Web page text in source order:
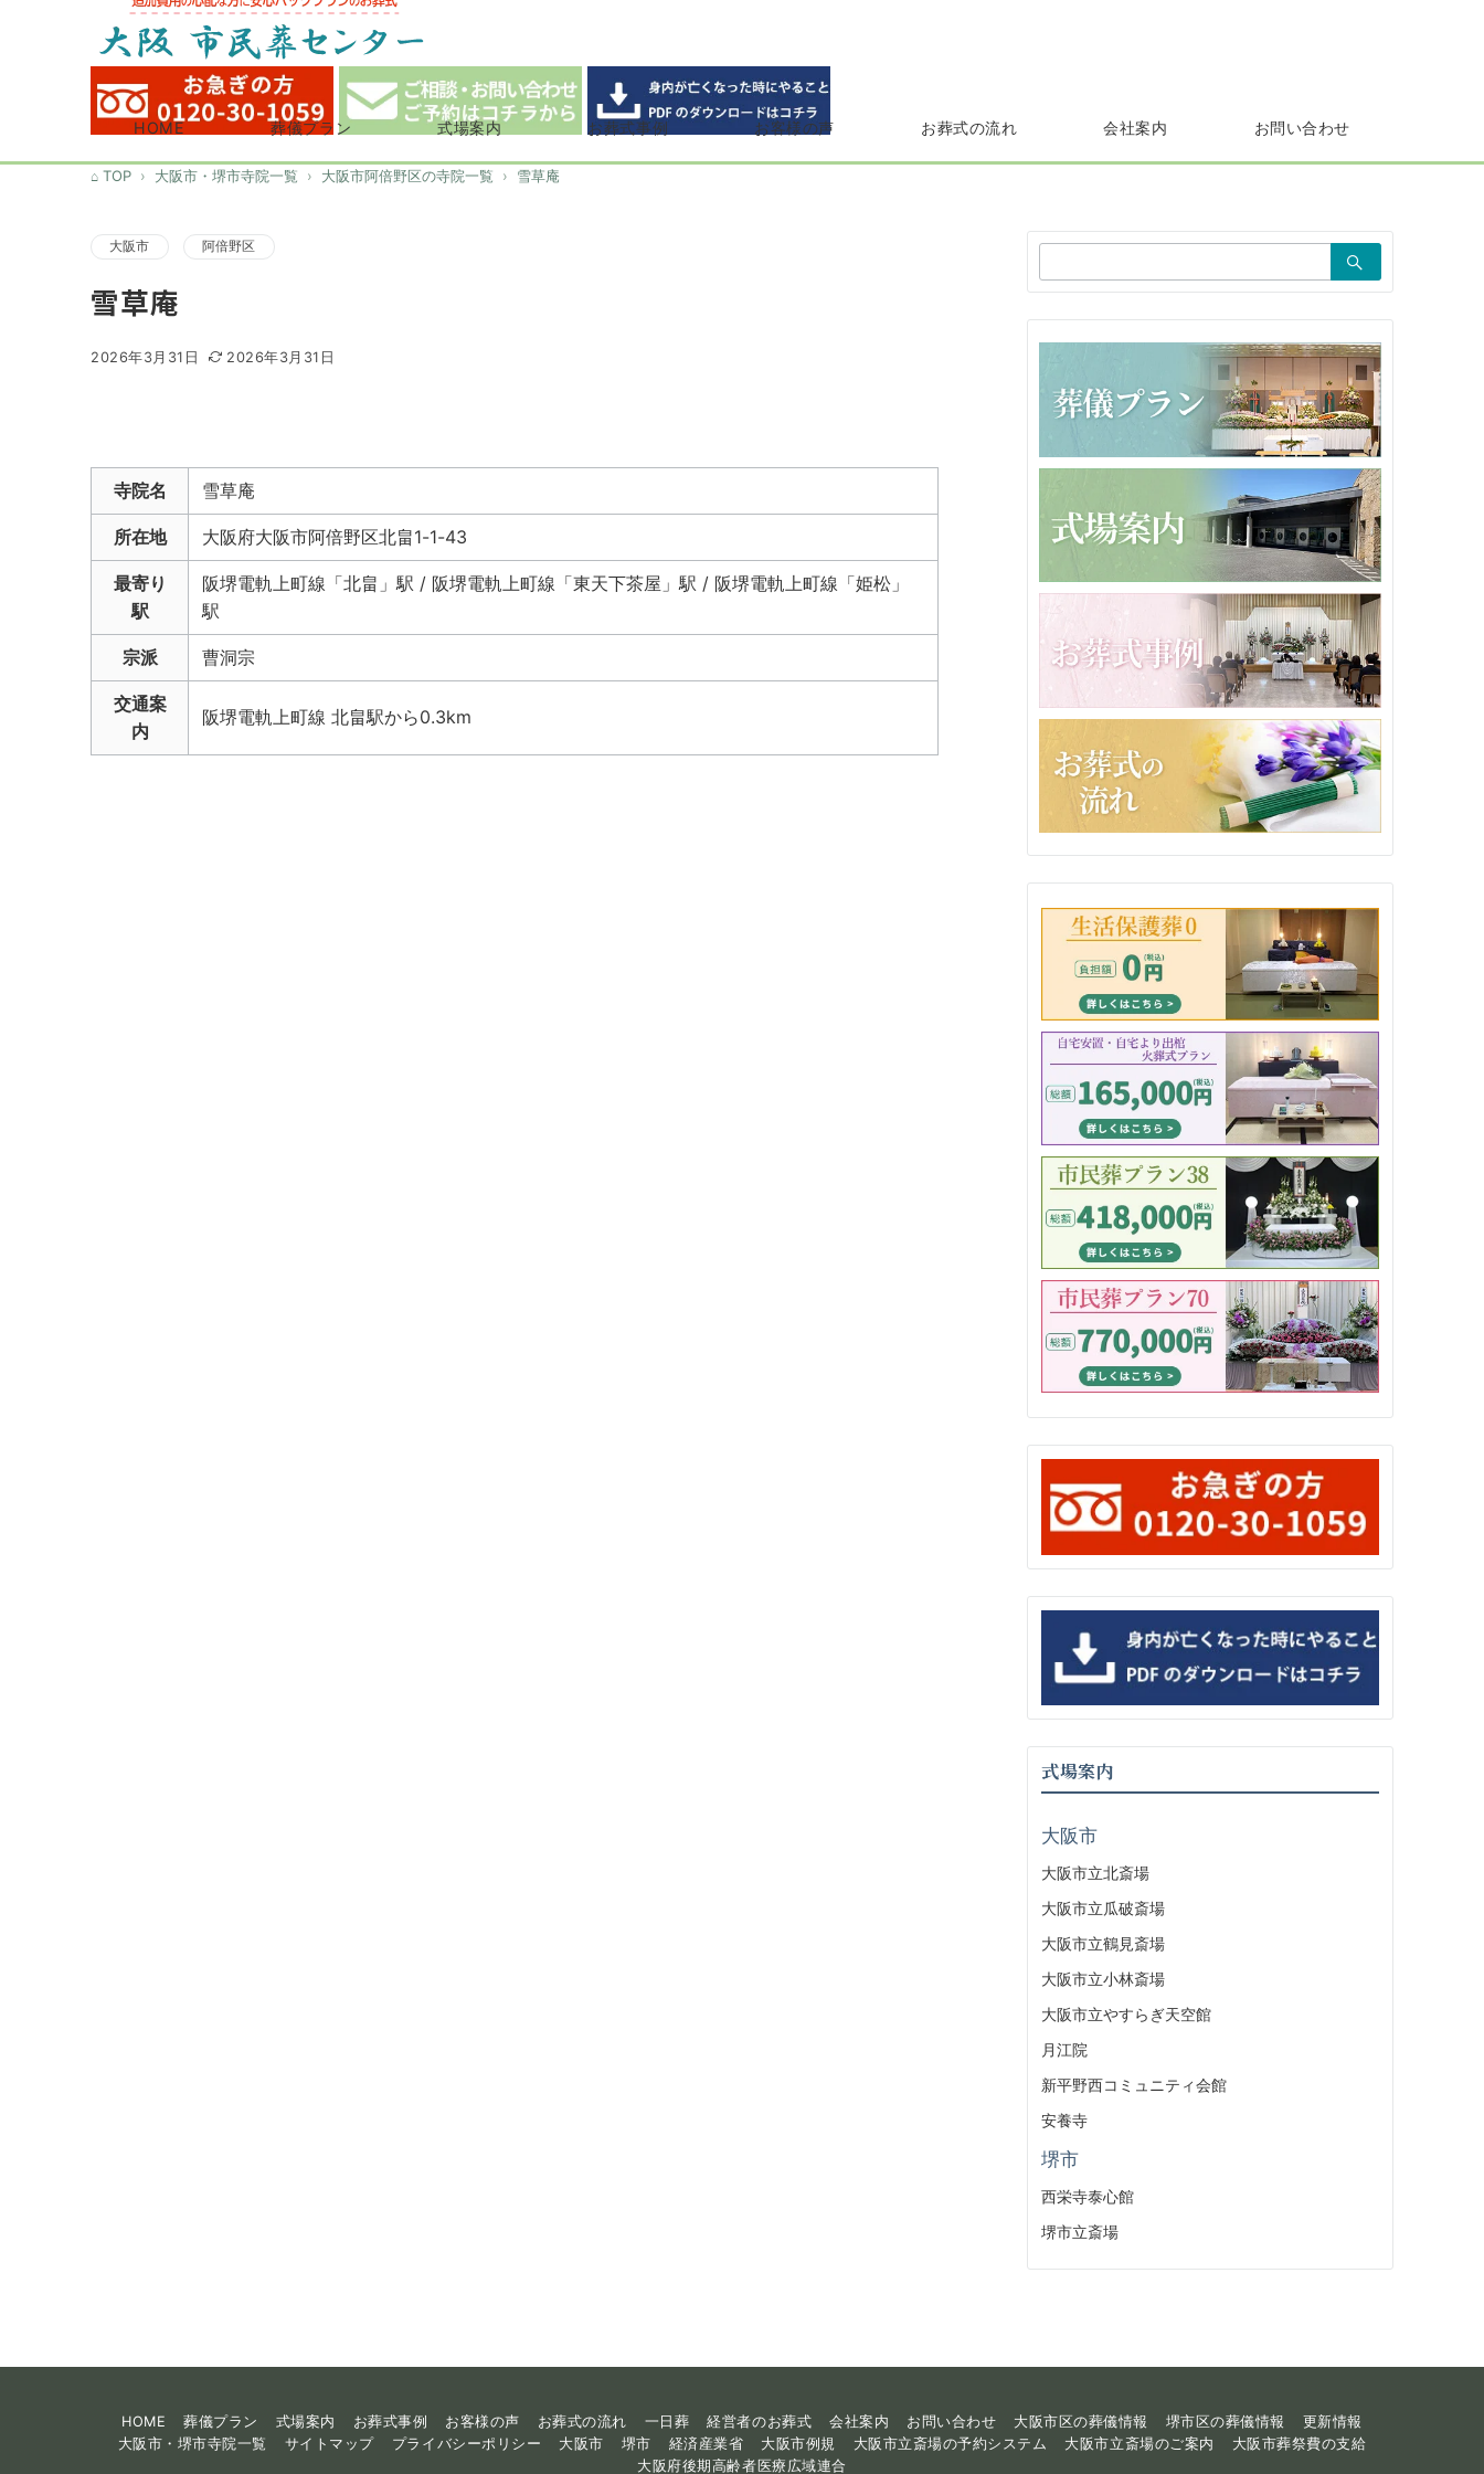
HOME 葬儀プラン 式場案内 お葬式事例 お客様の声 お葬式の流れ 会社案内 お問い合わせ
TOP 大阪市・堺市寺院一覧 大阪市阿倍野区の寺院一覧 雪草庵
大阪市 阿倍野区
雪草庵
2026年3月31日 2026年3月31日
寺院名 雪草庵
所在地 大阪府大阪市阿倍野区北畠1-1-43
最寄り
駅
阪堺電軌上町線「北畠」駅 / 阪堺電軌上町線「東天下茶屋」駅 / 阪堺電軌上町線「姫松」
駅
宗派 曹洞宗
交通案
内
阪堺電軌上町線 北畠駅から0.3km
索：
式場案内
大阪市
大阪市立北斎場
大阪市立瓜破斎場
大阪市立鶴見斎場
大阪市立小林斎場
大阪市立やすらぎ天空館
月江院
新平野西コミュニティ会館
安養寺
堺市
西栄寺泰心館
堺市立斎場
HOME 葬儀プラン 式場案内 お葬式事例 お客様の声 お葬式の流れ 一日葬 経営者のお葬式 会社案内 お問い合わせ 大阪市区の葬儀情報 堺市区の葬儀情報
更新情報
大阪市・堺市寺院一覧
サイトマップ プライバシーポリシー 大阪市 堺市 経済産業省 大阪市例規 大阪市立斎場の予約システム 大阪市立斎場のご案内
大阪市葬祭費の支給
大阪府後期高齢者医療広域連合